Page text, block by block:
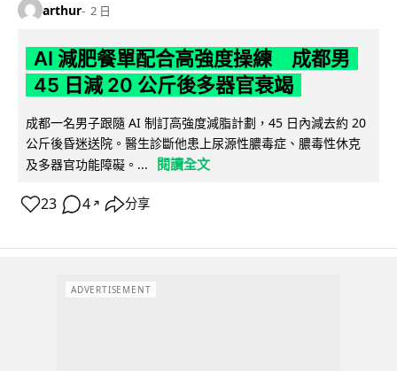
arthur 2 日
AI 減肥餐單配合高強度操練 成都男
45 日減 20 公斤後多器官衰竭
成都一名男子跟隨 AI 制訂高強度減脂計劃，45 日內減去約 20
公斤後昏迷送院。醫生診斷他患上尿源性膿毒症、膿毒性休克
及多器官功能障礙。...
閱讀全文
23 4 ↗ 分享
ADVERTISEMENT